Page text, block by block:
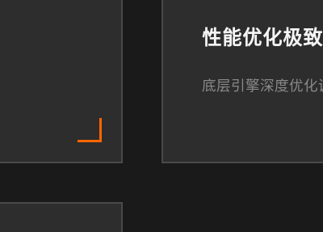
性能优化极致
底层引擎深度优化